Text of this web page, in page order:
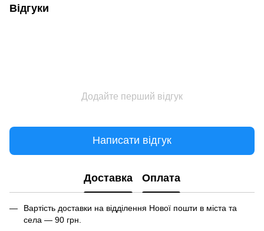
Відгуки
Додайте перший відгук
Написати відгук
Доставка Оплата
Вартість доставки на відділення Нової пошти в міста та
села — 90 грн.